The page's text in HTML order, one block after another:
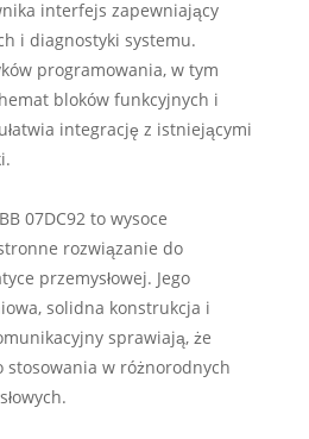
interfejs zapewniający
i diagnostyki systemu.
programowania, w tym
bloków funkcyjnych i
integrację z istniejącymi
07DC92 to wysoce
rozwiązanie do
przemysłowej. Jego
solidna konstrukcja i
sprawiają, że
w różnorodnych